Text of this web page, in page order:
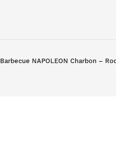
Barbecue NAPOLEON Charbon –